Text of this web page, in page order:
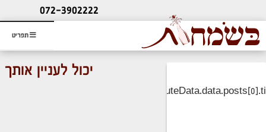
תפריט
ליעוץ חינם
והזמנת כרטיס שמחות
072-3902222
יכול לעניין אותך